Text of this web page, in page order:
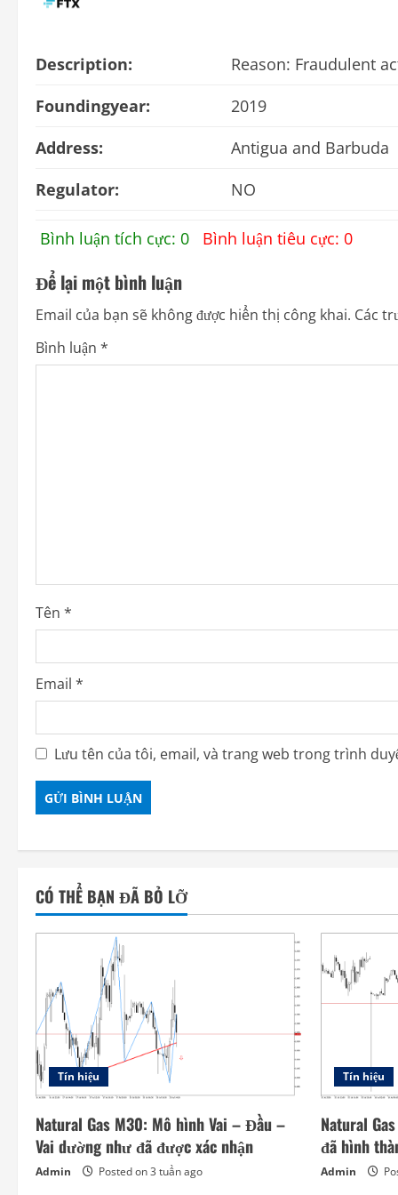
Description:
Reason: Fraudulent
Foundingyear:
2019
Address:
Antigua and Barbuda
Regulator:
NO
Bình luận tích cực: 0 Bình luận tiêu cực: 0
Để lại một bình luận
Email của bạn sẽ không được hiển thị công khai. Các
Bình luận *
Tên *
Email *
Lưu tên của tôi, email, và trang web trong trình
CÓ THỂ BẠN ĐÃ BỎ LỠ
Tín hiệu
Natural Gas M30: Mô hình Vai – Đầu –
Vai dường như đã được xác nhận
Admin Posted on 3 tuần ago
Tín hiệu
Natural
đã hình
Admin